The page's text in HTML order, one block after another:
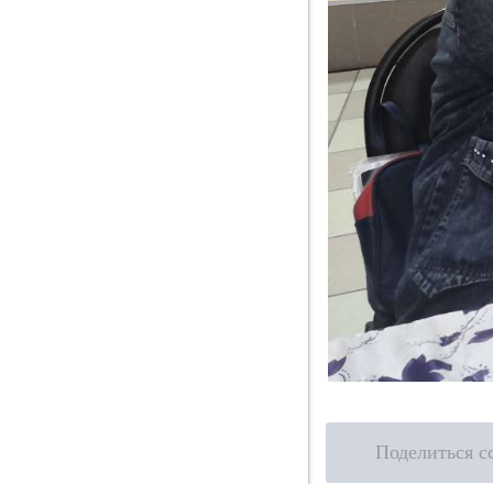
Поделиться